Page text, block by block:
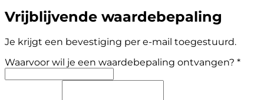
Vrijblijvende waardebepaling
Je krijgt een bevestiging per e-mail toegestuurd.
Waarvoor wil je een waardebepaling ontvangen? *